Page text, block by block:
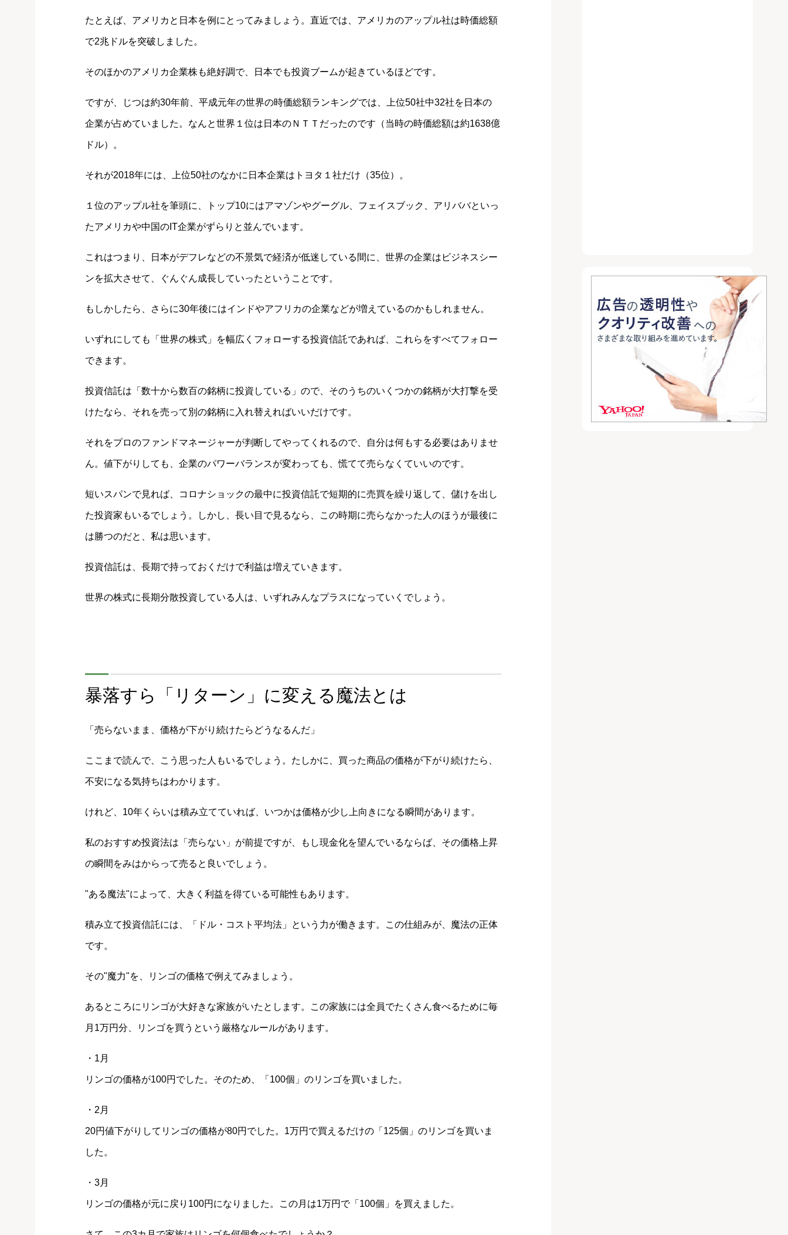
たとえば、アメリカと日本を例にとってみましょう。直近では、アメリカのアップル社は時価総額
で2兆ドルを突破しました。
そのほかのアメリカ企業株も絶好調で、日本でも投資ブームが起きているほどです。
ですが、じつは約30年前、平成元年の世界の時価総額ランキングでは、上位50社中32社を日本の
企業が占めていました。なんと世界１位は日本のＮＴＴだったのです（当時の時価総額は約1638億
ドル）。
それが2018年には、上位50社のなかに日本企業はトヨタ１社だけ（35位）。
１位のアップル社を筆頭に、トップ10にはアマゾンやグーグル、フェイスブック、アリババといっ
たアメリカや中国のIT企業がずらりと並んでいます。
これはつまり、日本がデフレなどの不景気で経済が低迷している間に、世界の企業はビジネスシー
ンを拡大させて、ぐんぐん成長していったということです。
もしかしたら、さらに30年後にはインドやアフリカの企業などが増えているのかもしれません。
いずれにしても「世界の株式」を幅広くフォローする投資信託であれば、これらをすべてフォロー
できます。
投資信託は「数十から数百の銘柄に投資している」ので、そのうちのいくつかの銘柄が大打撃を受
けたなら、それを売って別の銘柄に入れ替えればいいだけです。
それをプロのファンドマネージャーが判断してやってくれるので、自分は何もする必要はありませ
ん。値下がりしても、企業のパワーバランスが変わっても、慌てて売らなくていいのです。
短いスパンで見れば、コロナショックの最中に投資信託で短期的に売買を繰り返して、儲けを出し
た投資家もいるでしょう。しかし、長い目で見るなら、この時期に売らなかった人のほうが最後に
は勝つのだと、私は思います。
投資信託は、長期で持っておくだけで利益は増えていきます。
世界の株式に長期分散投資している人は、いずれみんなプラスになっていくでしょう。
暴落すら「リターン」に変える魔法とは
「売らないまま、価格が下がり続けたらどうなるんだ」
ここまで読んで、こう思った人もいるでしょう。たしかに、買った商品の価格が下がり続けたら、
不安になる気持ちはわかります。
けれど、10年くらいは積み立てていれば、いつかは価格が少し上向きになる瞬間があります。
私のおすすめ投資法は「売らない」が前提ですが、もし現金化を望んでいるならば、その価格上昇
の瞬間をみはからって売ると良いでしょう。
"ある魔法"によって、大きく利益を得ている可能性もあります。
積み立て投資信託には、「ドル・コスト平均法」という力が働きます。この仕組みが、魔法の正体
です。
その"魔力"を、リンゴの価格で例えてみましょう。
あるところにリンゴが大好きな家族がいたとします。この家族には全員でたくさん食べるために毎
月1万円分、リンゴを買うという厳格なルールがあります。
・1月
リンゴの価格が100円でした。そのため、「100個」のリンゴを買いました。
・2月
20円値下がりしてリンゴの価格が80円でした。1万円で買えるだけの「125個」のリンゴを買いま
した。
・3月
リンゴの価格が元に戻り100円になりました。この月は1万円で「100個」を買えました。